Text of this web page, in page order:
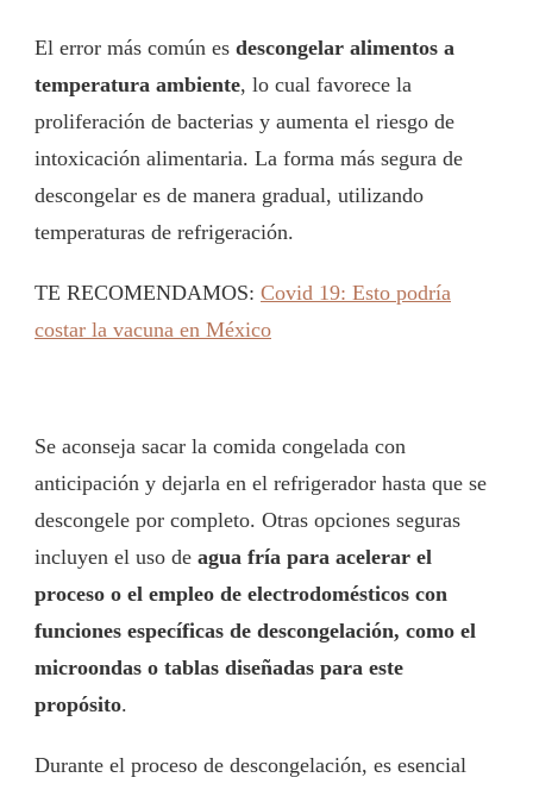
El error más común es descongelar alimentos a
temperatura ambiente, lo cual favorece la
proliferación de bacterias y aumenta el riesgo de
intoxicación alimentaria. La forma más segura de
descongelar es de manera gradual, utilizando
temperaturas de refrigeración.
TE RECOMENDAMOS: Covid 19: Esto podría
costar la vacuna en México
Se aconseja sacar la comida congelada con
anticipación y dejarla en el refrigerador hasta que se
descongele por completo. Otras opciones seguras
incluyen el uso de agua fría para acelerar el
proceso o el empleo de electrodomésticos con
funciones específicas de descongelación, como el
microondas o tablas diseñadas para este
propósito.
Durante el proceso de descongelación, es esencial